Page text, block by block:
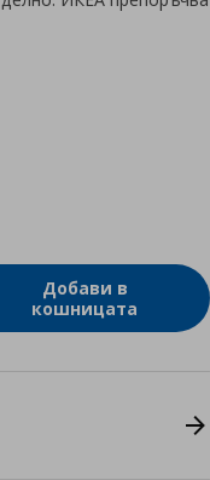
Добави в
кошницата